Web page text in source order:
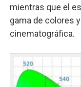
mientras que el
gama de colores
cinematográfica.